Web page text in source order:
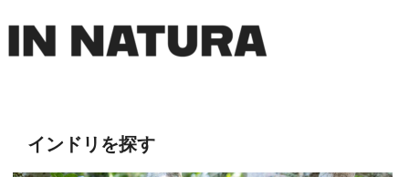
インドリを探す